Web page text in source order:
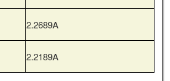
2.2689A
2.2189A